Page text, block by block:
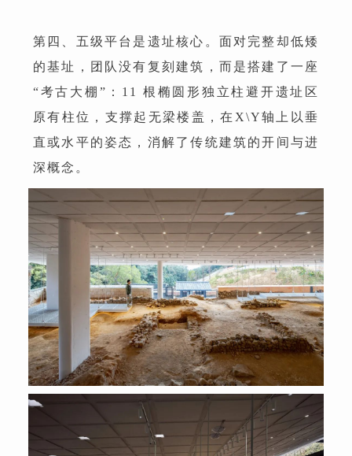
第四、五级平台是遗址核心。面对完整却低矮
的基址，团队没有复刻建筑，而是搭建了一座
“考古大棚”：11 根椭圆形独立柱避开遗址区
原有柱位，支撑起无梁楼盖，在X\Y轴上以垂
直或水平的姿态，消解了传统建筑的开间与进
深概念。